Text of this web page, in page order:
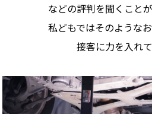
などの評判を聞くこと
私どもではそのような
接客に力を入れて